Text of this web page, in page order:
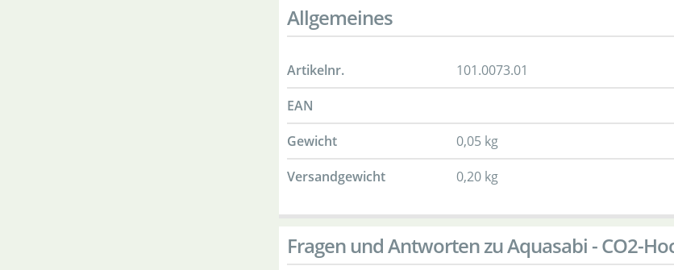
Allgemeines
Artikelnr.
101.0073.01
EAN
Gewicht
0,05 kg
Versandgewicht
0,20 kg
Fragen und Antworten zu Aquasabi - CO2-